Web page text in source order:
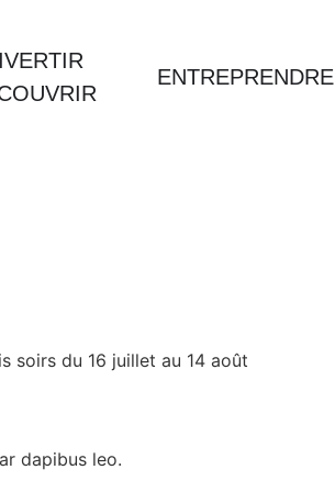
ENTREPRENDRE
soirs du 16 juillet au 14 août
dapibus leo.